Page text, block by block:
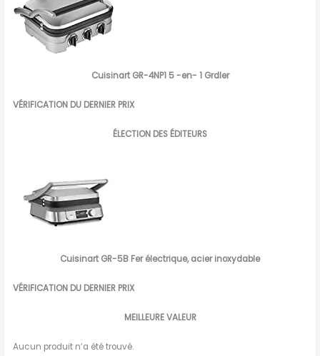
Cuisinart GR-4NP1 5 -en- 1 Grdler
VÉRIFICATION DU DERNIER PRIX
ÉLECTION DES ÉDITEURS
Cuisinart GR-5B Fer électrique, acier inoxydable
VÉRIFICATION DU DERNIER PRIX
MEILLEURE VALEUR
Aucun produit n’a été trouvé.